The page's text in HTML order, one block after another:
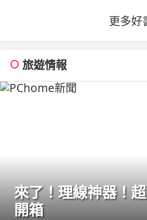
文 林俊宏
出版日期
別收錄２篇
更多好
旅遊情報
來了！理線神器！
開箱